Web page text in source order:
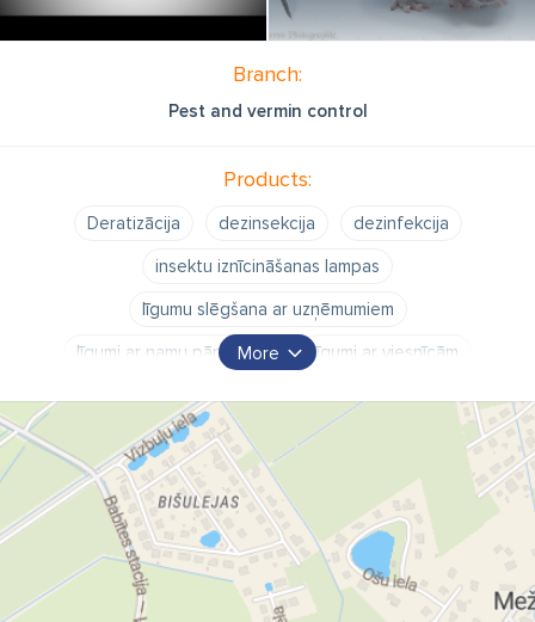
Branch:
Pest and vermin control
Products:
Deratizācija dezinsekcija
dezinfekcija
insektu iznīcināšanas lampas
līgumu slēgšana ar uzņēmumiem
līgumi ar namu pārvaldēm
līgumi ar viesnīcām
līgumi ar sporta kompleksiem
līgumi ar kafejnīcām utt
peļu iznīcināšana
grauzēju iznīcināšana
prusaku iznīcināšana
tarakānu iznīcināšana
blusu iznīcināšana
mušu iznīcināšana
skudru iznīcināšana
More